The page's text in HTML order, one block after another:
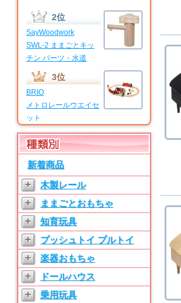
2位
SayWoodwork
SWL-2 ままごとキッ
チン パーツ・水道
3位
BRIO
メトロレールウエイセ
ット
4位
BRIO
マイファーストビギナ
ーセット
5位
SayWoodwork
SWL-T ままごとキッ
チン パーツ・水道
6位
SayWoodwork
SW-3 ままごとキッチ
ン パーツ・水道
新着商品
+ 木製レール
+ ままごとおもちゃ
+ 知育玩具
+ プッシュトイ プルトイ
+ 楽器おもちゃ
+ ドールハウス
+
乗用玩具